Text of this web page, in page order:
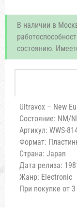
В наличии в
состоянию.
Ultravox – New
Состояние: NM/
Артикул: WWS-
Формат:
Страна: Japan
Дата релиза:
Жанр: Electronic
При покупке от